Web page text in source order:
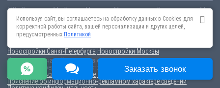
ЖК «Смольная 44»РоссияМоскваг. Москва, улица Смольная, вл. 44
smolnaya-44.novopoisk.msk.ru Купить квартиру в новом жилом
комплексе «Смольная 44» от «Автоевросервис-М» в Левобережном
районе. Квартиры различных планировок!
Новостройки Санкт-Петербурга Новостройки Москвы
Информация на сайте взята из открытых источников, не является
публичной офертой и распространяется для ознакомления.
Пользовательское соглашение
Соглашение о размещении
Пояснение об информационно-рекламном характере сведений
Используя сайт, вы соглашаетесь на обработку данных в Cookies для
корректной работы сайта, вашей персонализации и других целей,
предусмотренных Политикой
Заказать звонок